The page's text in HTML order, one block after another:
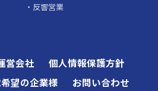
反響営業
営会社
個人情報保護方針
望の企業様 お問い合わせ